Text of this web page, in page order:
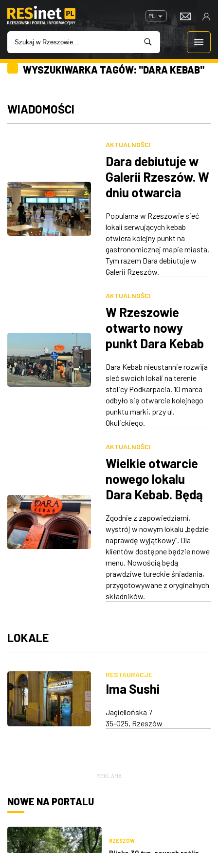
PL
WIADOMOŚCI
INWESTYCJE
W KINACH
GASTRONOMIA
ZDJĘCIA
WYSZUKIWARKA TAGÓW: "DARA KEBAB"
WIADOMOŚCI
AKTUALNOŚCI
Dara debiutuje w
Galerii Rzeszów. W
dniu otwarcia
napoje
Popularna w Rzeszowie sieć
lokali serwujących kebab
otwiera kolejny punkt na
gastronomicznej mapie miasta.
Tym razem Dara debiutuje w
Galerii Rzeszów.
AKTUALNOŚCI
W Rzeszowie
otwarto nowy
punkt Dara Kebab
Dara Kebab nieustannie rozwija
sieć swoich lokali na terenie
stolicy Podkarpacia. 10 marca
odbyło się otwarcie kolejnego
punktu marki, przy ul.
Okulickiego.
AKTUALNOŚCI
Wielkie otwarcie
nowego lokalu
Dara Kebab. Będą
Zgodnie z zapowiedziami,
wystrój w nowym lokalu „będzie
naprawdę wyjątkowy”. Dla
klientów dostępne będzie nowe
menu. Nowością będą
prawdziwe tureckie śniadania,
przygotowywane z oryginalnych
składników.
LOKALE
RESTAURACJE
Ima Sushi
Jagiellońska 7
35-025, Rzeszów
REKLAMA
NOWE NA PORTALU
RZESZÓW